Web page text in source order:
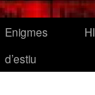
Enigmes
d’estiu